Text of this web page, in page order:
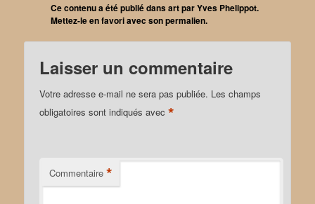
Ce contenu a été publié dansartparYves Phelippot.
Mettez-le en favori avec sonpermalien.
Laisser un commentaire
Votre adresse e-mail ne sera pas publiée. Les champs
obligatoires sont indiqués avec*
Commentaire *